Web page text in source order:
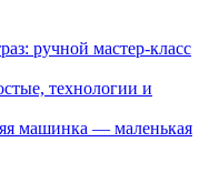
ручной мастер-класс
технологии и
машинка — маленькая